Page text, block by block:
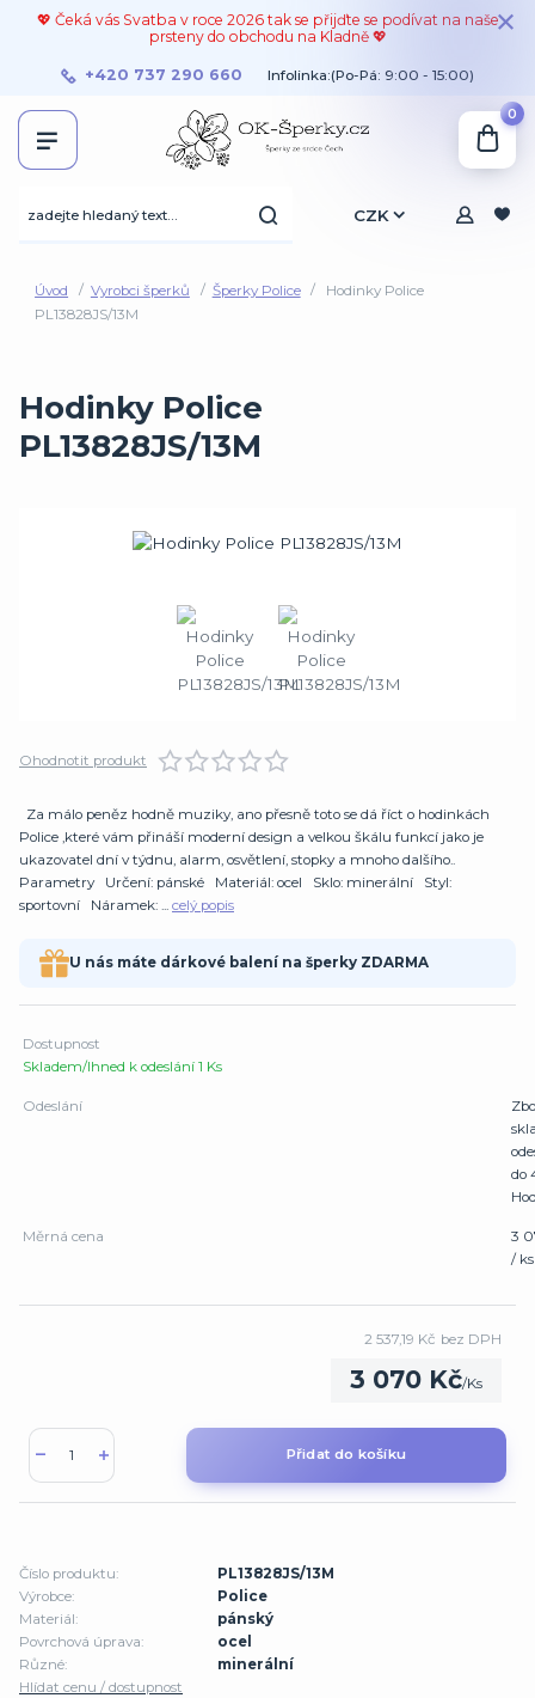
💖 Čeká vás Svatba v roce 2026 tak se přijďte se podívat na naše
prsteny do obchodu na Kladně 💖
CZK
+420 737 290 660 Infolinka:(Po-Pá: 9:00 - 15:00)
0
Úvod Vyrobci šperků Šperky Police
Hodinky Police
PL13828JS/13M
Hodinky Police
PL13828JS/13M
Ohodnotit produkt
Za málo peněz hodně muziky, ano přesně toto se dá říct o hodinkách
Police ,které vám přináší moderní design a velkou škálu funkcí jako je
ukazovatel dní v týdnu, alarm, osvětlení, stopky a mnoho dalšího..
Parametry Určení: pánské Materiál: ocel Sklo: minerální Styl:
sportovní Náramek: ... celý popis
U nás máte dárkové balení na šperky ZDARMA
Dostupnost
Skladem/Ihned k odeslání 1 Ks
Odeslání
do
Měrná cena
3
/ ks
3 070 Kč/Ks
2 537,19 Kč bez DPH
Přidat do košíku
Číslo produktu:
PL13828JS/13M
Výrobce:
Police
Materiál:
pánský
Povrchová úprava:
ocel
Různé:
minerální
Hlídat cenu / dostupnost